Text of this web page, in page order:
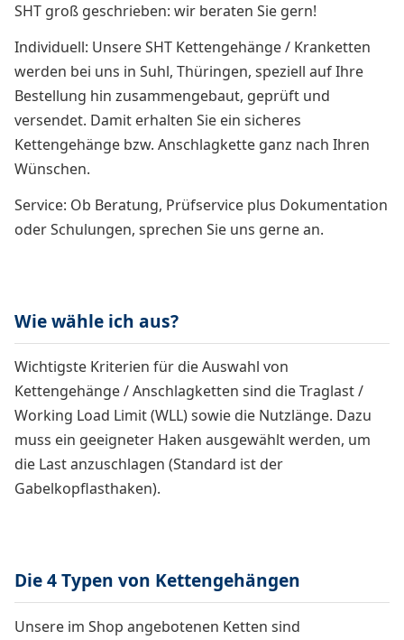
SHT groß geschrieben: wir beraten Sie gern!
Individuell: Unsere SHT Kettengehänge / Kranketten
werden bei uns in Suhl, Thüringen, speziell auf Ihre
Bestellung hin zusammengebaut, geprüft und
versendet. Damit erhalten Sie ein sicheres
Kettengehänge bzw. Anschlagkette ganz nach Ihren
Wünschen.
Service: Ob Beratung, Prüfservice plus Dokumentation
oder Schulungen, sprechen Sie uns gerne an.
Wie wähle ich aus?
Wichtigste Kriterien für die Auswahl von
Kettengehänge / Anschlagketten sind die Traglast /
Working Load Limit (WLL) sowie die Nutzlänge. Dazu
muss ein geeigneter Haken ausgewählt werden, um
die Last anzuschlagen (Standard ist der
Gabelkopflasthaken).
Die 4 Typen von Kettengehängen
Unsere im Shop angebotenen Ketten sind